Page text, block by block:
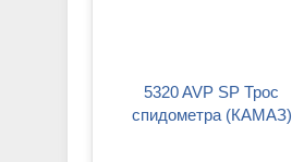
5320 AVP SP Трос
спидометра (КАМАЗ)